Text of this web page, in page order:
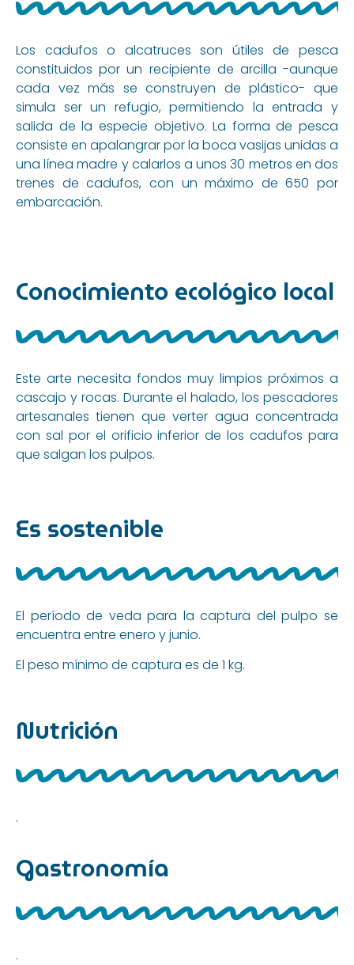
Los cadufos o alcatruces son útiles de pesca
constituidos por un recipiente de arcilla -aunque
cada vez más se construyen de plástico- que
simula ser un refugio, permitiendo la entrada y
salida de la especie objetivo. La forma de pesca
consiste en apalangrar por la boca vasijas unidas a
una línea madre y calarlos a unos 30 metros en dos
trenes de cadufos, con un máximo de 650 por
embarcación.
Conocimiento ecológico local
Este arte necesita fondos muy limpios próximos a
cascajo y rocas. Durante el halado, los pescadores
artesanales tienen que verter agua concentrada
con sal por el orificio inferior de los cadufos para
que salgan los pulpos.
Es sostenible
El período de veda para la captura del pulpo se
encuentra entre enero y junio.
El peso mínimo de captura es de 1 kg.
Nutrición
.
Gastronomía
.